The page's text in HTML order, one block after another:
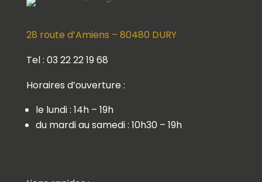
28 route d’Amiens – 80480 DURY
Tel : 03 22 22 19 68
Horaires d’ouverture :
le lundi : 14h – 19h
du mardi au samedi : 10h30 – 19h